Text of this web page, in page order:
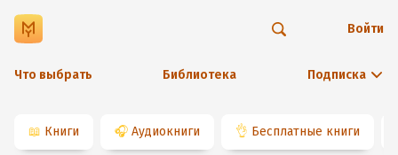
Что выбрать Библиотека Подписка
Войти
📖 Книги 🎧 Аудиокниги 👌 Бесплатные книги